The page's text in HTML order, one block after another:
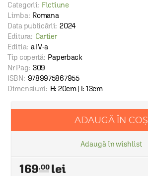
Categorii: Fictiune
Limba: Romana
Data publicării: 2024
Editura: Cartier
Editia: a IV-a
Tip copertă: Paperback
Nr Pag: 309
ISBN: 9789975867955
Dimensiuni: H: 20cm | l: 13cm
ADAUGĂ ÎN COȘ
Adaugă în wishlist
169.00